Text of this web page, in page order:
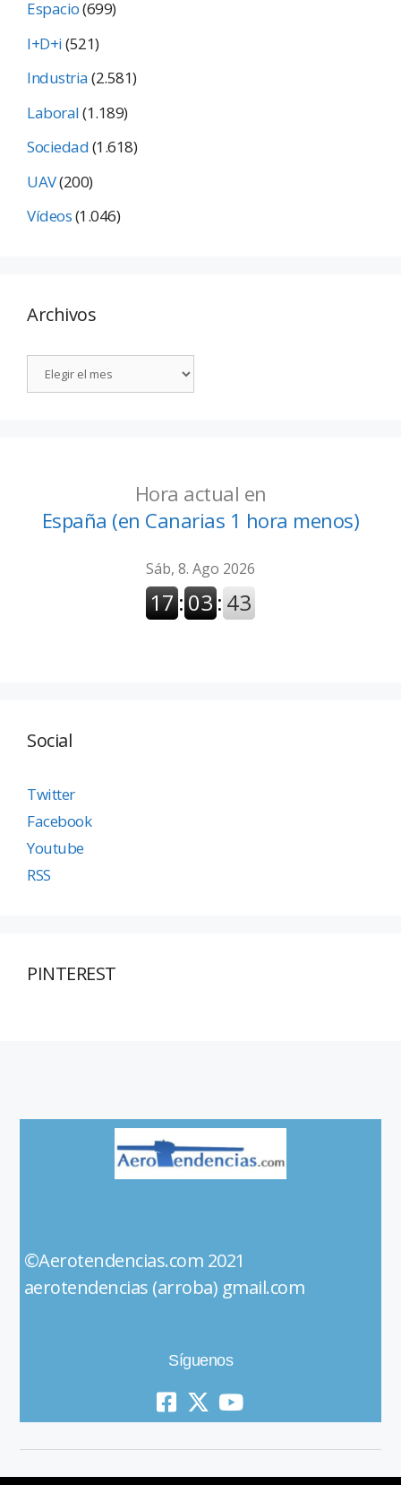
Espacio(699)
I+D+i(521)
Industria(2.581)
Laboral(1.189)
Sociedad(1.618)
UAV(200)
Vídeos(1.046)
Archivos
Hora actual en
España (en Canarias 1 hora menos)
Social
Twitter
Facebook
Youtube
RSS
PINTEREST
©Aerotendencias.com 2021
aerotendencias (arroba) gmail.com
Síguenos